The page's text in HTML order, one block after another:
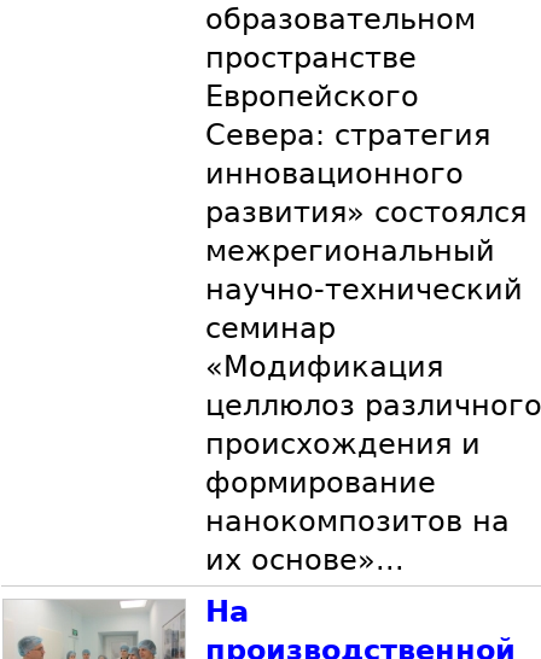
образовательном
пространстве
Европейского
Севера: стратегия
инновационного
развития» состоялся
межрегиональный
научно-технический
семинар
«Модификация
целлюлоз различного
происхождения и
формирование
нанокомпозитов на
их основе»...
На
производственной